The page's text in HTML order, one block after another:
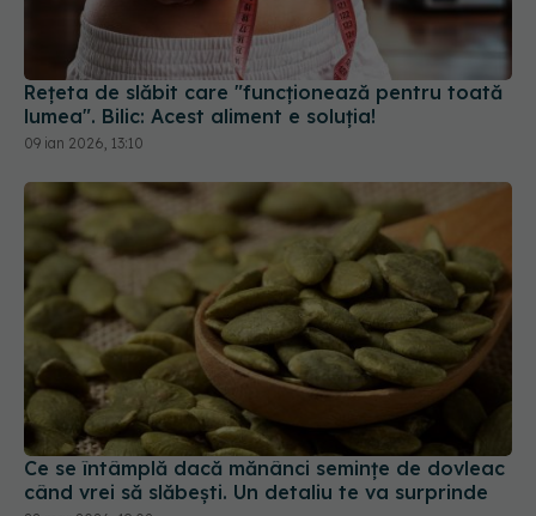
Rețeta de slăbit care "funcționează pentru toată
lumea". Bilic: Acest aliment e soluția!
09 ian 2026, 13:10
Ce se întâmplă dacă mănânci semințe de dovleac
când vrei să slăbești. Un detaliu te va surprinde
22 mar 2026, 19:08